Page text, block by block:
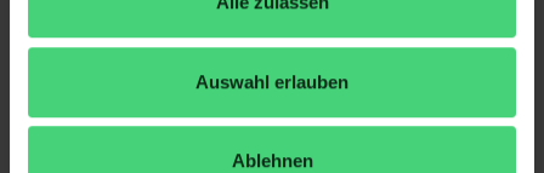
Auswahl erlauben
Ablehnen
Detaillierte Anleitung: Durch ein
automatisierte WhatsApp
Nachricht versenden